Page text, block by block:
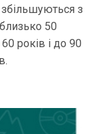
збільшуються з
50
років і до 90